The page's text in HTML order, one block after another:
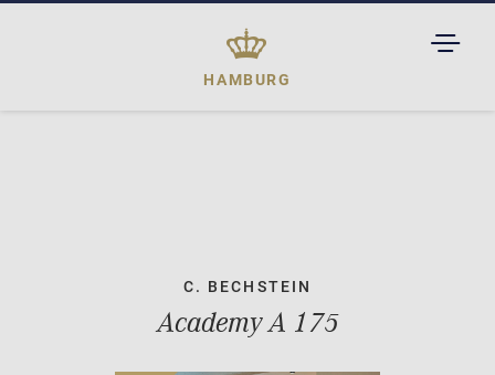
HAMBURG
C. BECHSTEIN
Academy A 175